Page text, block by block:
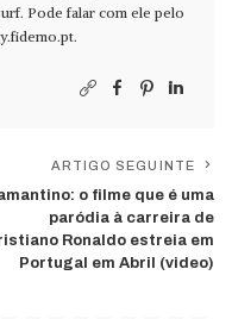
Pode falar com ele pelo
.
ARTIGO SEGUINTE
o filme que é uma
paródia à carreira de
Ronaldo estreia em
Portugal em Abril (video)